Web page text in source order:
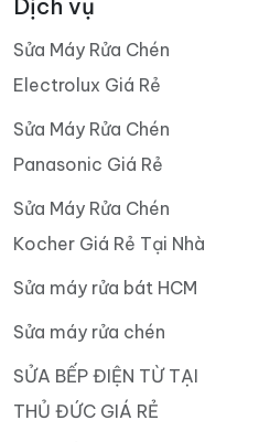
Dịch vụ
Sửa Máy Rửa Chén
Electrolux Giá Rẻ
Sửa Máy Rửa Chén
Panasonic Giá Rẻ
Sửa Máy Rửa Chén
Kocher Giá Rẻ Tại Nhà
Sửa máy rửa bát HCM
Sửa máy rửa chén
SỬA BẾP ĐIỆN TỪ TẠI
THỦ ĐỨC GIÁ RẺ